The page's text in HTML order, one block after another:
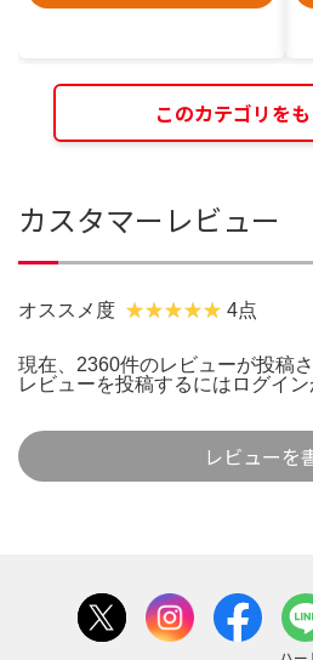
このカテゴリを
カスタマーレビュー
オススメ度 4点
現在、2360件のレビューが投稿さ
レビューを投稿するには ログイン
レビューを